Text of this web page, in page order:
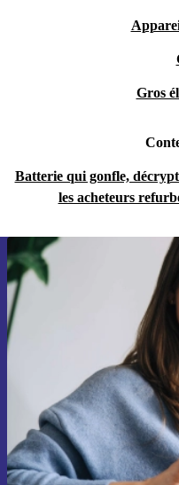
Gros
Batterie qui gonfle,
les acheteurs
la
Ne
Retrouvez les informations
dans notre
politique de